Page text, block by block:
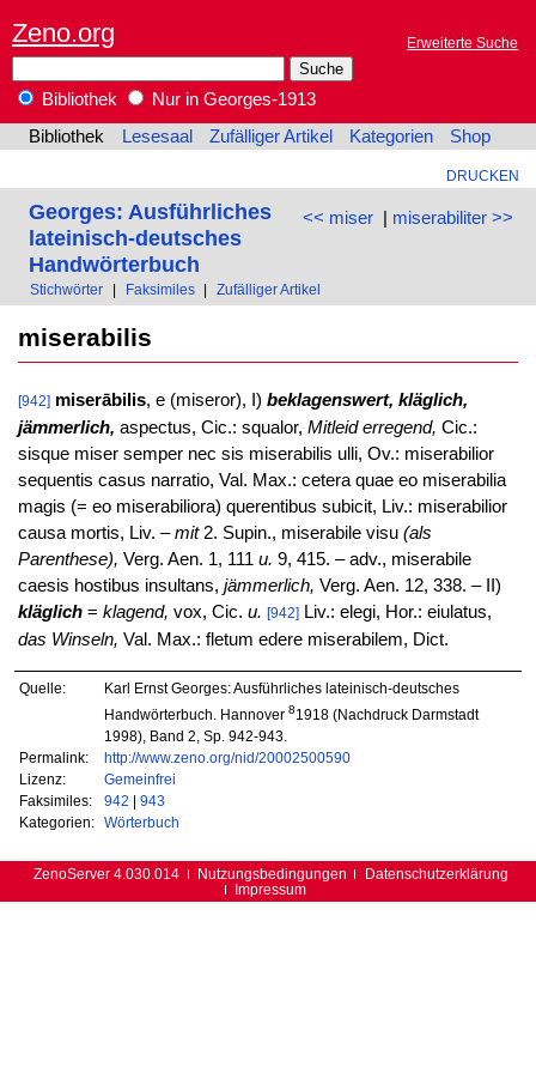
Zeno.org Erweiterte Suche
Bibliothek
Nur in Georges-1913
Bibliothek
Lesesaal Zufälliger Artikel Kategorien Shop
DRUCKEN
<< miser| miserabiliter >>
Georges: Ausführliches
lateinisch-deutsches
Handwörterbuch
Stichwörter Faksimiles Zufälliger Artikel
miserabilis
[942] miserābilis, e (miseror), I) beklagenswert, kläglich,
jämmerlich, aspectus, Cic.: squalor, Mitleid erregend, Cic.:
sisque miser semper nec sis miserabilis ulli, Ov.: miserabilior
sequentis casus narratio, Val. Max.: cetera quae eo miserabilia
magis (= eo miserabiliora) querentibus subicit, Liv.: miserabilior
causa mortis, Liv. –mit2. Supin., miserabile visu (als
Parenthese), Verg. Aen. 1, 111 u. 9, 415. – adv., miserabile
caesis hostibus insultans, jämmerlich, Verg. Aen. 12, 338. – II)
kläglich= klagend, vox, Cic. u. [942]Liv.: elegi, Hor.: eiulatus,
das Winseln, Val. Max.: fletum edere miserabilem, Dict.
Quelle:
Karl Ernst Georges: Ausführliches lateinisch-deutsches
Handwörterbuch. Hannover 81918 (Nachdruck Darmstadt
1998), Band 2, Sp. 942-943.
Permalink:
http://www.zeno.org/nid/20002500590
Lizenz:
Gemeinfrei
Faksimiles:
942 | 943
Kategorien:
Wörterbuch
ZenoServer 4.030.014 Nutzungsbedingungen
Datenschutzerklärung
Impressum